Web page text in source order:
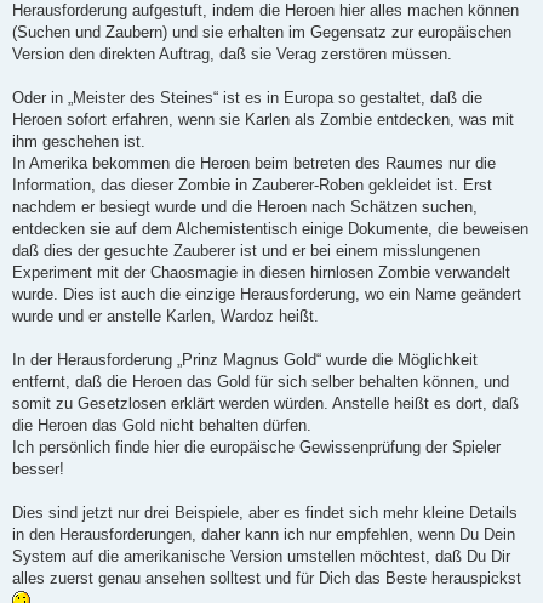
Herausforderung aufgestuft, indem die Heroen hier alles machen können
(Suchen und Zaubern) und sie erhalten im Gegensatz zur europäischen
Version den direkten Auftrag, daß sie Verag zerstören müssen.
Oder in „Meister des Steines“ ist es in Europa so gestaltet, daß die
Heroen sofort erfahren, wenn sie Karlen als Zombie entdecken, was mit
ihm geschehen ist.
In Amerika bekommen die Heroen beim betreten des Raumes nur die
Information, das dieser Zombie in Zauberer-Roben gekleidet ist. Erst
nachdem er besiegt wurde und die Heroen nach Schätzen suchen,
entdecken sie auf dem Alchemistentisch einige Dokumente, die beweisen
daß dies der gesuchte Zauberer ist und er bei einem misslungenen
Experiment mit der Chaosmagie in diesen hirnlosen Zombie verwandelt
wurde. Dies ist auch die einzige Herausforderung, wo ein Name geändert
wurde und er anstelle Karlen, Wardoz heißt.
In der Herausforderung „Prinz Magnus Gold“ wurde die Möglichkeit
entfernt, daß die Heroen das Gold für sich selber behalten können, und
somit zu Gesetzlosen erklärt werden würden. Anstelle heißt es dort, daß
die Heroen das Gold nicht behalten dürfen.
Ich persönlich finde hier die europäische Gewissenprüfung der Spieler
besser!
Dies sind jetzt nur drei Beispiele, aber es findet sich mehr kleine Details
in den Herausforderungen, daher kann ich nur empfehlen, wenn Du Dein
System auf die amerikanische Version umstellen möchtest, daß Du Dir
alles zuerst genau ansehen solltest und für Dich das Beste herauspickst